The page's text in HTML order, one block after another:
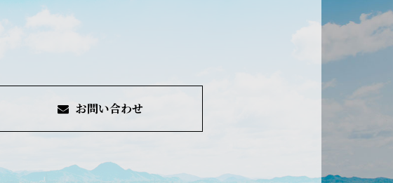
お問い合わせ